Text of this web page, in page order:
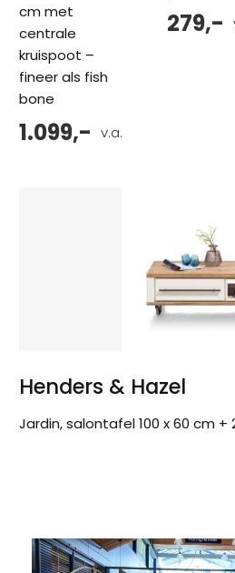
cm met
centrale
kruispoot –
fineer als fish
bone
v.a.
1.099,-
279,-
Henders & Hazel
Jardin, salontafel 100 x 60 cm +